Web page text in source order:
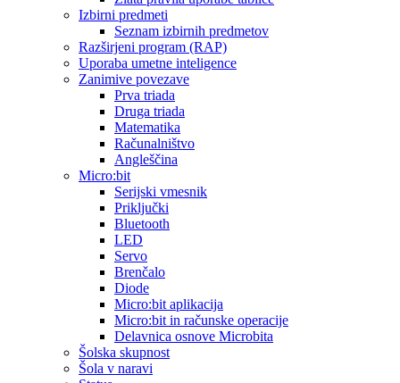
Izbirni predmeti
Seznam izbirnih predmetov
Razširjeni program (RAP)
Uporaba umetne inteligence
Zanimive povezave
Prva triada
Druga triada
Matematika
Računalništvo
Angleščina
Micro:bit
Serijski vmesnik
Priključki
Bluetooth
LED
Servo
Brenčalo
Diode
Micro:bit aplikacija
Micro:bit in računske operacije
Delavnica osnove Microbita
Šolska skupnost
Šola v naravi